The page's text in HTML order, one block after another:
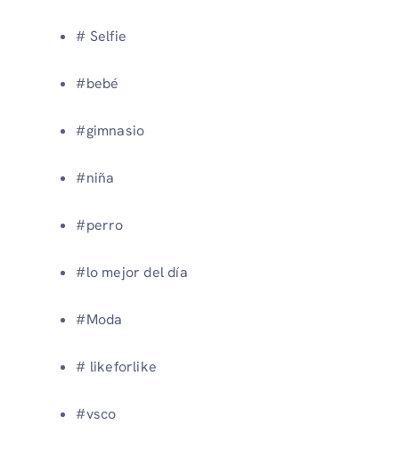
# Selfie
#bebé
#gimnasio
#niña
#perro
#lo mejor del día
#Moda
# likeforlike
#vsco